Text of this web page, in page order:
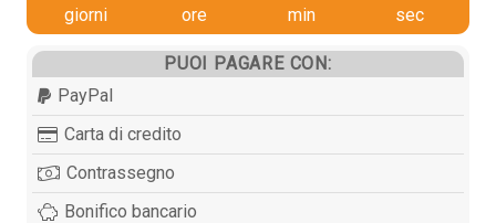
giorni
ore
min
sec
PUOI PAGARE CON:
PayPal
Carta di credito
Contrassegno
Bonifico bancario